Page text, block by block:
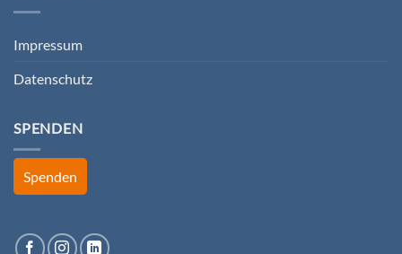
Impressum
Datenschutz
SPENDEN
Spenden